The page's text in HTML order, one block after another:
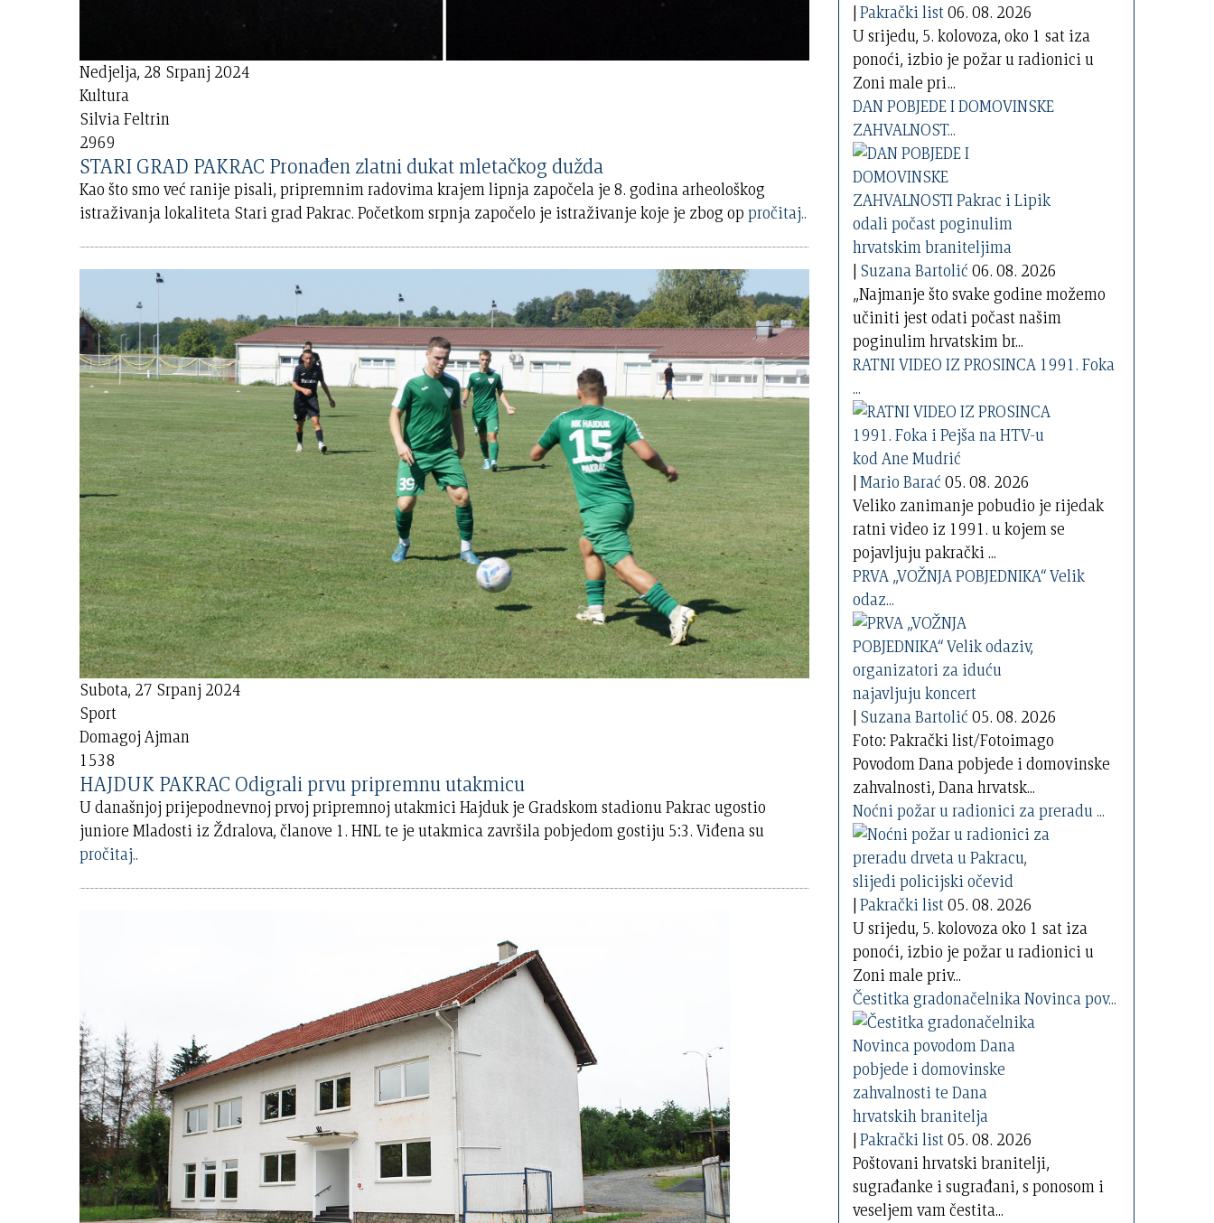
Nedjelja, 28 Srpanj 2024
Kultura
Silvia Feltrin
2969
STARI GRAD PAKRAC Pronađen zlatni dukat mletačkog dužda
Kao što smo već ranije pisali, pripremnim radovima krajem lipnja započela je 8. godina arheološkog
istraživanja lokaliteta Stari grad Pakrac. Početkom srpnja započelo je istraživanje koje je zbog oppročitaj..
Subota, 27 Srpanj 2024
Sport
Domagoj Ajman
1538
HAJDUK PAKRAC Odigrali prvu pripremnu utakmicu
U današnjoj prijepodnevnoj prvoj pripremnoj utakmici Hajduk je Gradskom stadionu Pakrac ugostio
juniore Mladosti iz Ždralova, članove 1. HNL te je utakmica završila pobjedom gostiju 5:3. Viđena su
pročitaj..
|Pakrački list06. 08. 2026
U srijedu, 5. kolovoza, oko 1 sat iza
ponoći, izbio je požar u radionici u
Zoni male pri...
DAN POBJEDE I DOMOVINSKE
ZAHVALNOST...
| Suzana Bartolić 06. 08. 2026
„Najmanje što svake godine možemo
učiniti jest odati počast našim
poginulim hrvatskim br...
RATNI VIDEO IZ PROSINCA 1991. Foka
...
|Mario Barać 05. 08. 2026
Veliko zanimanje pobudio je rijedak
ratni video iz 1991. u kojem se
pojavljuju pakrački ...
PRVA „VOŽNJA POBJEDNIKA“ Velik
odaz...
| Suzana Bartolić 05. 08. 2026
Foto: Pakrački list/Fotoimago
Povodom Dana pobjede i domovinske
zahvalnosti, Dana hrvatsk...
Noćni požar u radionici za preradu ...
|Pakrački list05. 08. 2026
U srijedu, 5. kolovoza oko 1 sat iza
ponoći, izbio je požar u radionici u
Zoni male priv...
Čestitka gradonačelnika Novinca pov...
|Pakrački list05. 08. 2026
Poštovani hrvatski branitelji,
sugrađanke i sugrađani, s ponosom i
veseljem vam čestita...